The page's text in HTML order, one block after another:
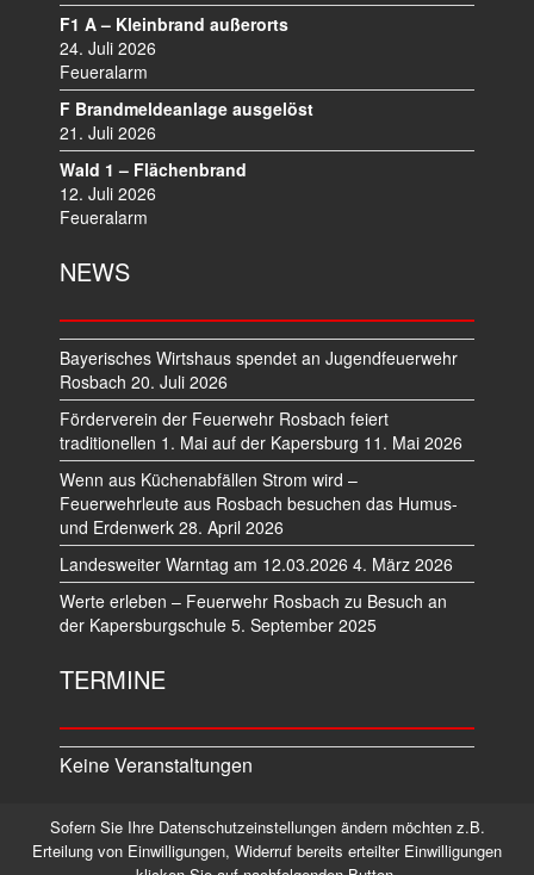
F1 A – Kleinbrand außerorts
24. Juli 2026
Feueralarm
F Brandmeldeanlage ausgelöst
21. Juli 2026
Wald 1 – Flächenbrand
12. Juli 2026
Feueralarm
NEWS
Bayerisches Wirtshaus spendet an Jugendfeuerwehr
Rosbach 20. Juli 2026
Förderverein der Feuerwehr Rosbach feiert
traditionellen 1. Mai auf der Kapersburg 11. Mai 2026
Wenn aus Küchenabfällen Strom wird –
Feuerwehrleute aus Rosbach besuchen das Humus-
und Erdenwerk 28. April 2026
Landesweiter Warntag am 12.03.2026 4. März 2026
Werte erleben – Feuerwehr Rosbach zu Besuch an
der Kapersburgschule 5. September 2025
TERMINE
Keine Veranstaltungen
Datenschutz Impressum
Sofern Sie Ihre Datenschutzeinstellungen ändern möchten z.B.
Erteilung von Einwilligungen, Widerruf bereits erteilter Einwilligungen